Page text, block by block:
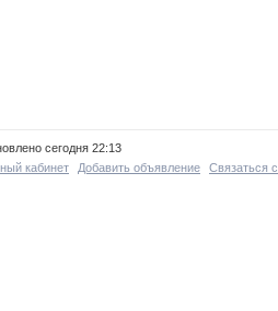
сегодня 22:13
кабинет Добавить объявление Связаться